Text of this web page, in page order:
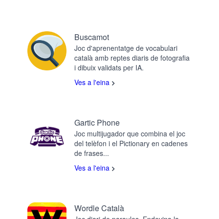
Buscamot
Joc d'aprenentatge de vocabulari
català amb reptes diaris de fotografia
i dibuix validats per IA.
Ves a l'eina
Gartic Phone
Joc multijugador que combina el joc
del telèfon i el Pictionary en cadenes
de frases...
Ves a l'eina
Wordle Català